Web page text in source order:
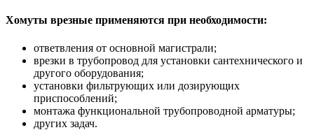
Хомуты врезные применяются при необходимости:
ответвления от основной магистрали;
врезки в трубопровод для установки сантехнического и
другого оборудования;
установки фильтрующих или дозирующих
приспособлений;
монтажа функциональной трубопроводной арматуры;
других задач.